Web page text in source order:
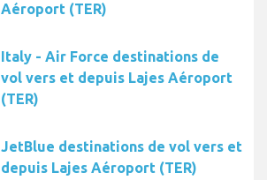
Aéroport (TER)
Italy - Air Force destinations de
vol vers et depuis Lajes Aéroport
(TER)
JetBlue destinations de vol vers et
depuis Lajes Aéroport (TER)